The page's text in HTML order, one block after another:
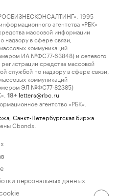
1995–
агентства «РБК»
массовой информации
надзору в сфере связи,
коммуникаций
ИА №ФС77-63848) и сетевого
средства массовой
службой по надзору в сфере связи,
коммуникаций
ЭЛ №ФС77-82385)
18+ letters@rbc.ru
агентство «РБК».
Санкт-Петербургская биржа
Cbonds.
персональных данных